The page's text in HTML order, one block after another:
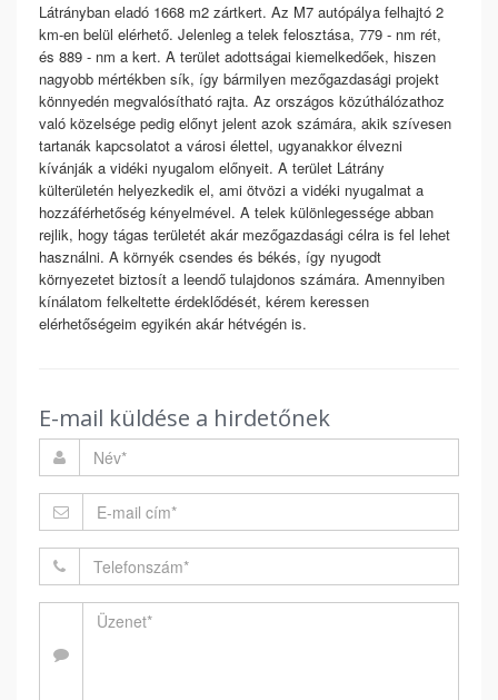
Látrányban eladó 1668 m2 zártkert. Az M7 autópálya felhajtó 2
km-en belül elérhető. Jelenleg a telek felosztása, 779 - nm rét,
és 889 - nm a kert. A terület adottságai kiemelkedőek, hiszen
nagyobb mértékben sík, így bármilyen mezőgazdasági projekt
könnyedén megvalósítható rajta. Az országos közúthálózathoz
való közelsége pedig előnyt jelent azok számára, akik szívesen
tartanák kapcsolatot a városi élettel, ugyanakkor élvezni
kívánják a vidéki nyugalom előnyeit. A terület Látrány
külterületén helyezkedik el, ami ötvözi a vidéki nyugalmat a
hozzáférhetőség kényelmével. A telek különlegessége abban
rejlik, hogy tágas területét akár mezőgazdasági célra is fel lehet
használni. A környék csendes és békés, így nyugodt
környezetet biztosít a leendő tulajdonos számára. Amennyiben
kínálatom felkeltette érdeklődését, kérem keressen
elérhetőségeim egyikén akár hétvégén is.
E-mail küldése a hirdetőnek